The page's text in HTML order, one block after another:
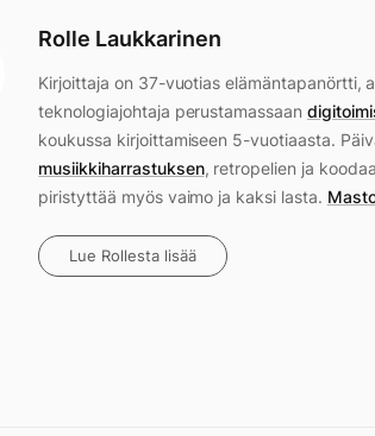
Rolle Laukkarinen
Kirjoittaja on 37-vuotias elämäntapanörtti,
teknologiajohtaja perustamassaan
koukussa kirjoittamiseen 5-vuotiaasta.
musiikkiharrastuksen, retropelien ja
piristyttää myös vaimo ja kaksi lasta.
Lue Rollesta lisää